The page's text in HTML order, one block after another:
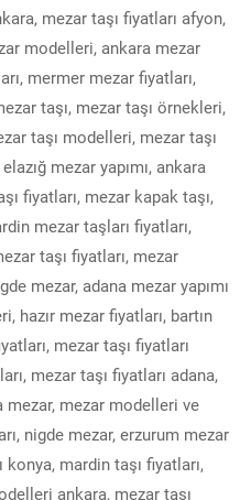
mezar taşı fiyatları afyon,
modelleri, ankara mezar
mermer mezar fiyatları,
taşı, mezar taşı örnekleri,
taşı modelleri, mezar taşı
mezar yapımı, ankara
fiyatları, mezar kapak taşı,
mezar taşları fiyatları,
taşı fiyatları, mezar
mezar, adana mezar yapımı
hazır mezar fiyatları, bartın
mezar taşı fiyatları
mezar taşı fiyatları adana,
mezar, mezar modelleri ve
nigde mezar, erzurum mezar
konya, mardin taşı fiyatları,
ankara, mezar taşı